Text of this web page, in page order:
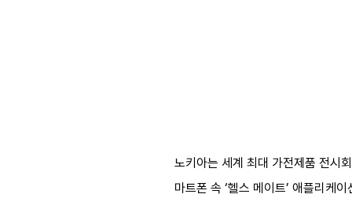
노키아는 세계 최대 가전제품 전시
마트폰 속 ‘헬스 메이트’ 애플리케